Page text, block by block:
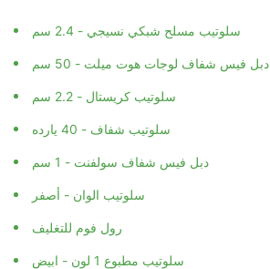
سلوتيب مسلح شبكي نسيجي - 2.4 سم
دبل فيس شفاف لوجات هوت ميلت - 50 سم
سلوتيب كريستال - 2.2 سم
سلوتيب شفاف - 40 يارده
دبل فيس شفاف سولفنت - 1 سم
سلوتيب الوان - أصفر
رول فوم للتغليف
سلوتيب مطبوع 1 لون - ابيض